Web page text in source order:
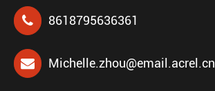
8618795636361
Michelle.zhou@email.acrel.cn